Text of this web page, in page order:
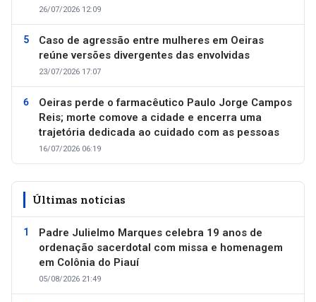
26/07/2026 12:09
Caso de agressão entre mulheres em Oeiras
reúne versões divergentes das envolvidas
23/07/2026 17:07
Oeiras perde o farmacêutico Paulo Jorge Campos
Reis; morte comove a cidade e encerra uma
trajetória dedicada ao cuidado com as pessoas
16/07/2026 06:19
Últimas notícias
Padre Julielmo Marques celebra 19 anos de
ordenação sacerdotal com missa e homenagem
em Colônia do Piauí
05/08/2026 21:49